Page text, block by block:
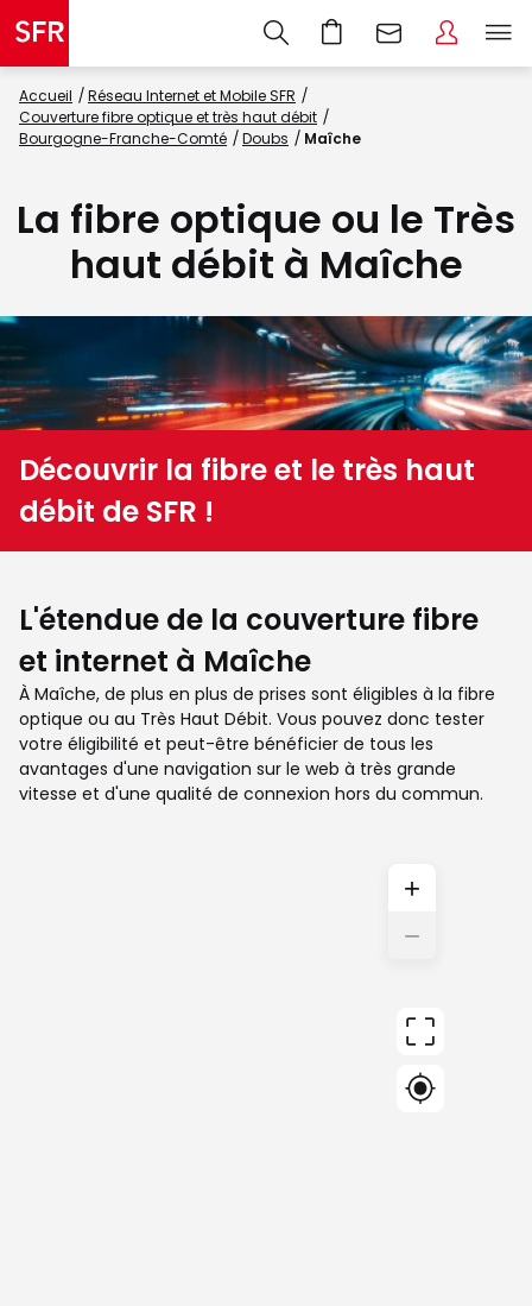
Accueil
Réseau Internet et Mobile SFR
Couverture fibre optique et très haut débit
Bourgogne-Franche-Comté
Doubs Maîche
La fibre optique ou le Très
haut débit à Maîche
Découvrir la fibre et le très haut
débit de SFR !
L'étendue de la couverture fibre
et internet à Maîche
À Maîche, de plus en plus de prises sont éligibles à la fibre
optique ou au Très Haut Débit. Vous pouvez donc tester
votre éligibilité et peut-être bénéficier de tous les
avantages d'une navigation sur le web à très grande
vitesse et d'une qualité de connexion hors du commun.
+
−